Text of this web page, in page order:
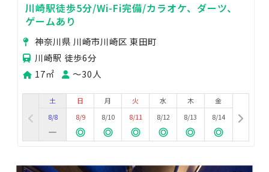
川崎駅徒歩5分/Wi-Fi完備/カラオケ、ダーツ、
ゲームあり
神奈川県 川崎市川崎区 東田町
川崎駅 徒歩6分
17㎡
〜30人
土
8/8
日
8/9
月
8/10
火
8/11
水
8/12
木
8/13
金
8/14